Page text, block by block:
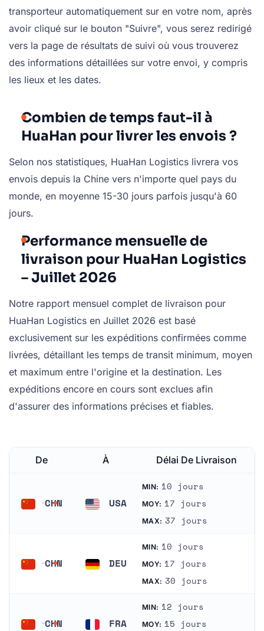
transporteur automatiquement sur en votre nom, après
avoir cliqué sur le bouton "Suivre", vous serez redirigé
vers la page de résultats de suivi où vous trouverez
des informations détaillées sur votre envoi, y compris
les lieux et les dates.
Combien de temps faut-il à
HuaHan pour livrer les envois ?
Selon nos statistiques, HuaHan Logistics livrera vos
envois depuis la Chine vers n'importe quel pays du
monde, en moyenne 15-30 jours parfois jusqu'à 60
jours.
Performance mensuelle de
livraison pour HuaHan Logistics
– Juillet 2026
Notre rapport mensuel complet de livraison pour
HuaHan Logistics en Juillet 2026 est basé
exclusivement sur les expéditions confirmées comme
livrées, détaillant les temps de transit minimum, moyen
et maximum entre l'origine et la destination. Les
expéditions encore en cours sont exclues afin
d'assurer des informations précises et fiables.
De À Délai De Livraison
CHN USA
MIN: 10 jours
MOY: 17 jours
MAX: 37 jours
CHN DEU
MIN: 10 jours
MOY: 17 jours
MAX: 30 jours
CHN FRA
MIN: 12 jours
MOY: 15 jours